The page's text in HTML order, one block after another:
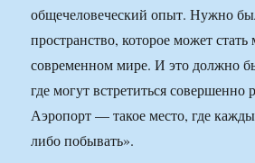
общечеловеческий опыт. Нужно
пространство, которое может
современном мире. И это должно
где могут встретиться совершенно
Аэропорт — такое место, где
либо побывать».